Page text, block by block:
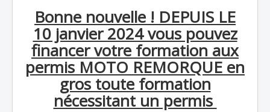
Bonne nouvelle ! DEPUIS LE
10 janvier 2024 vous pouvez
financer votre formation aux
permis MOTO REMORQUE en
gros toute formation
nécessitant un permis